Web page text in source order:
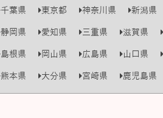
千葉県
東京都 神奈川県 新潟県
静岡県
愛知県 三重県 滋賀県
島根県
岡山県 広島県 山口県
熊本県
大分県 宮崎県 鹿児島県